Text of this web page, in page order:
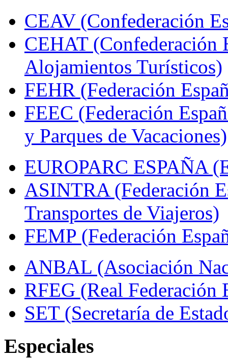
CEAV (Confederación
CEHAT (Confederación
Alojamientos Turísticos)
FEHR (Federación
FEEC (Federación
y Parques de Vacaciones)
EUROPARC ESPAÑA
ASINTRA (Federación
Transportes de Viajeros)
FEMP (Federación
ANBAL (Asociación
RFEG (Real Federación
SET (Secretaría de
Especiales